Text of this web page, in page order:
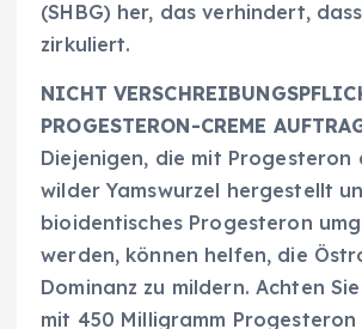
(SHBG) her, das verhindert,
zirkuliert.
NICHT
PROGESTERON-CREME
Diejenigen, die mit Progesteron
wilder Yamswurzel hergestellt
bioidentisches Progesteron
werden, können helfen, die
Dominanz zu mildern. Achten
mit 450 Milligramm Progesteron